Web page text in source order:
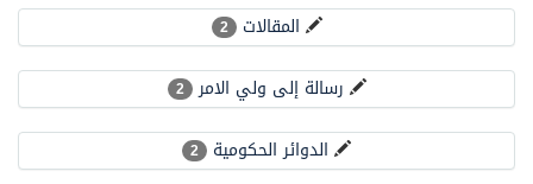
وزارة الموارد البشرية والتنمية الاجتماعية تمدد مهلة تصحيح أوضاع رخص العمل حتى نهاية العام الحالي
سمو ولي العهد يتلقى اتصالًا هاتفيًا من رئيس الوزراء الباكستاني
المقالات 2
رسالة إلى ولي الامر 2
الدوائر الحكومية 2